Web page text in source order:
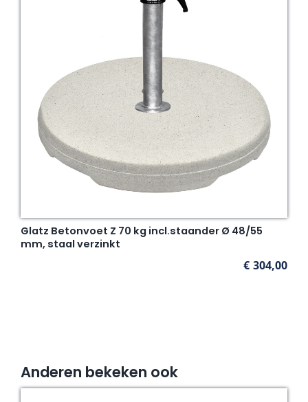
Glatz Betonvoet Z 70 kg incl.staander Ø 48/55
mm, staal verzinkt
€ 304,00
Anderen bekeken ook